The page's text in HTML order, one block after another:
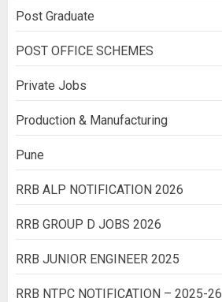
Post Graduate
POST OFFICE SCHEMES
Private Jobs
Production & Manufacturing
Pune
RRB ALP NOTIFICATION 2026
RRB GROUP D JOBS 2026
RRB JUNIOR ENGINEER 2025
RRB NTPC NOTIFICATION – 2025-26